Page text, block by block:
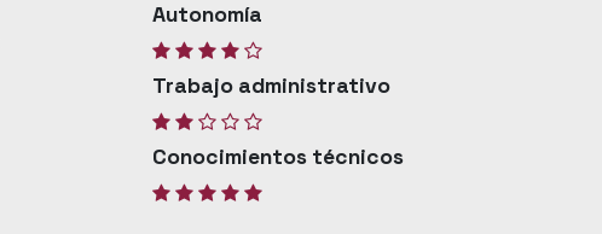
Autonomía
Trabajo administrativo
Conocimientos técnicos